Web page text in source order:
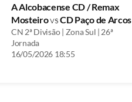
A Alcobacense CD / Remax
MosteirovsCD Paço de Arcos
CN 2ª Divisão | Zona Sul | 26ª
Jornada
16/05/2026 18:55